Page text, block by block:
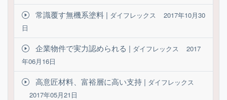
常識覆す無機系塗料 | ダイフレックス
2017年10月30
日
企業物件で実力認められる | ダイフレックス
2017
年06月16日
高意匠材料、富裕層に高い支持 | ダイフレックス
2017年05月21日